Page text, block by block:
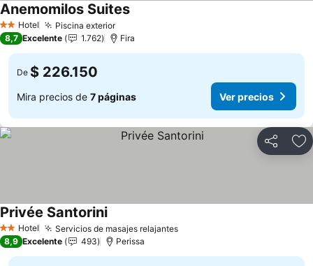
2 Estrellas
Hotel Piscina exteriorVer precios
Anemomilos SuitesVer precios
8,7 Excelente 1.762 Fira
De $ 226.150
Mira precios de 7 páginas Ver precios
Compartir
2 Estrellas
Hotel Servicios de masajes relajantesVer precios
Privée SantoriniVer precios
8,9 Excelente 493 Perissa